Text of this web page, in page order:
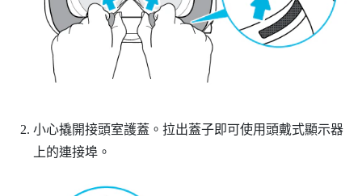
小心撬開接頭室護蓋。拉出蓋子即可使用頭戴式顯示器
上的連接埠。